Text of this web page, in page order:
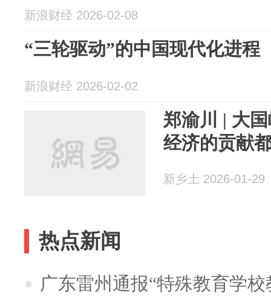
新浪财经 2026-02-08
“三轮驱动”的中国现代化进程
新浪财经 2026-02-02
郑渝川 | 大
经济的贡献
新乡土 2026-01-29
热点新闻
广东雷州通报“特殊教育学